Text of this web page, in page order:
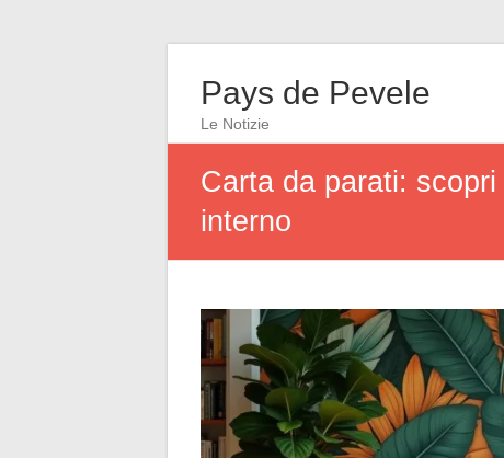
Pays de Pevele
Le Notizie
Carta da parati:
interno